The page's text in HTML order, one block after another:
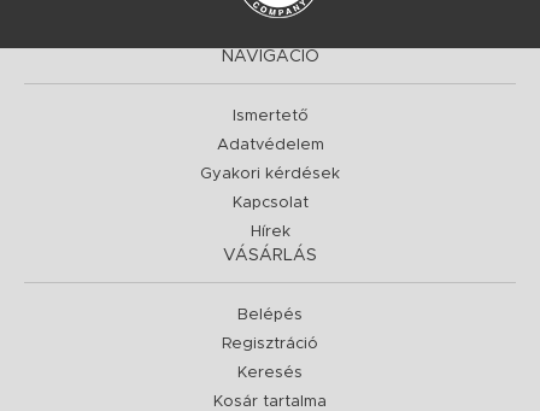
NAVIGÁCIÓ
Ismertető
Adatvédelem
Gyakori kérdések
Kapcsolat
Hírek
VÁSÁRLÁS
Belépés
Regisztráció
Keresés
Kosár tartalma